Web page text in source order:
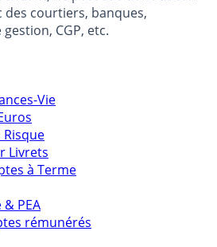
des courtiers, banques,
CGP, etc.
Vie
Risque
Livrets
à Terme
PEA
rémunérés